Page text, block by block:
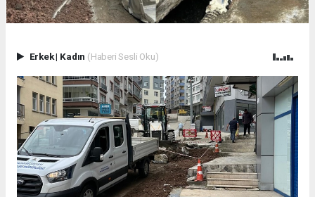
Erkek| Kadın (Haberi Sesli Oku)